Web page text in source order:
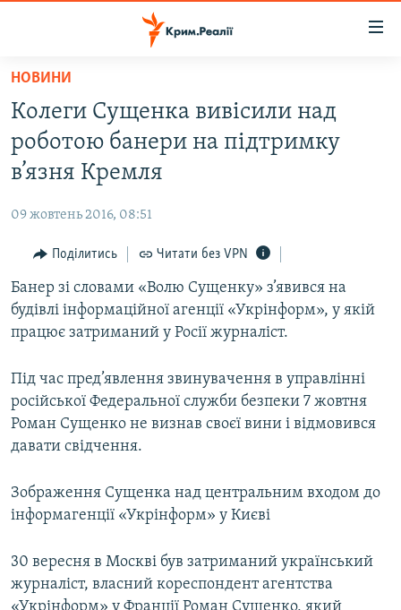
Перейти
основного
матеріалу
Перейти
до
основної
Перейти
пошуку
ВОДА.КРИМ
ВІДЕО ТА ФОТО
БЛОГИ
ПОГЛЯД
ІНТЕРВ'Ю
ВСЕ ЗА ДЕНЬ
ДЕПОРТАЦІЯ
ВІДЕОУРОКИ «ELIFBE»
СВІДЧЕННЯ ОКУПАЦІЇ
УКРАЇНСЬКА ПРОБЛЕМА КРИМУ
ІНФОГРАФІКА
ЯК ОБІЙТИ БЛОКУВАННЯ
Русский
ДОЛУЧАЙСЯ!
Усі сайти RFE/RL
НОВИНИ
Колеги Сущенка вивісили над
роботою банери на підтримку
в’язня Кремля
09 жовтень 2016, 08:51
Поділитись Читати без VPN
Банер зі словами «Волю Сущенку» з’явився на
будівлі інформаційної агенції «Укрінформ», у якій
працює затриманий у Росії журналіст.
Під час пред’явлення звинувачення в управлінні
російської Федеральної служби безпеки 7 жовтня
Роман Сущенко не визнав своєї вини і відмовився
давати свідчення.
Зображення Сущенка над центральним входом до
інформагенції «Укрінформ» у Києві
30 вересня в Москві був затриманий український
журналіст, власний кореспондент агентства